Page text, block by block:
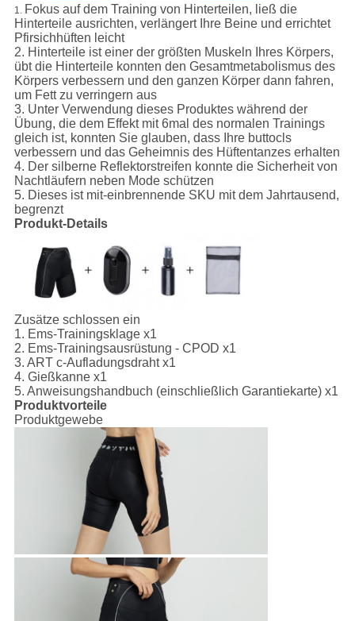
1. Fokus auf dem Training von Hinterteilen, ließ die
Hinterteile ausrichten, verlängert Ihre Beine und errichtet
Pfirsichhüften leicht
2. Hinterteile ist einer der größten Muskeln Ihres Körpers,
übt die Hinterteile konnten den Gesamtmetabolismus des
Körpers verbessern und den ganzen Körper dann fahren,
um Fett zu verringern aus
3. Unter Verwendung dieses Produktes während der
Übung, die dem Effekt mit 6mal des normalen Trainings
gleich ist, konnten Sie glauben, dass Ihre buttocls
verbessern und das Geheimnis des Hüftentanzes erhalten
4. Der silberne Reflektorstreifen konnte die Sicherheit von
Nachtläufern neben Mode schützen
5. Dieses ist mit-einbrennende SKU mit dem Jahrtausend,
begrenzt
Produkt-Details
Zusätze schlossen ein
1. Ems-Trainingsklage x1
2. Ems-Trainingsausrüstung - CPOD x1
3. ART c-Aufladungsdraht x1
4. Gießkanne x1
5. Anweisungshandbuch (einschließlich Garantiekarte) x1
Produktvorteile
Produktgewebe